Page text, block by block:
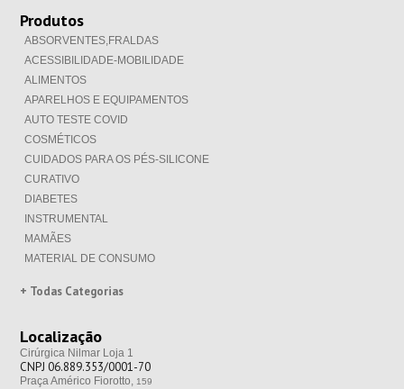
Produtos
ABSORVENTES,FRALDAS
ACESSIBILIDADE-MOBILIDADE
ALIMENTOS
APARELHOS E EQUIPAMENTOS
AUTO TESTE COVID
COSMÉTICOS
CUIDADOS PARA OS PÉS-SILICONE
CURATIVO
DIABETES
INSTRUMENTAL
MAMÃES
MATERIAL DE CONSUMO
+ Todas Categorias
Localização
Cirúrgica Nilmar Loja 1
CNPJ 06.889.353/0001-70
Praça Américo Fiorotto, 159